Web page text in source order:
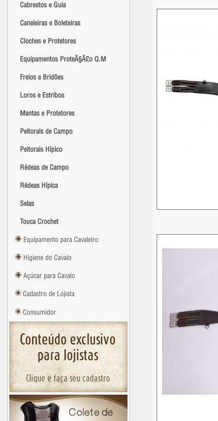
Cabrestos e Guia
Caneleiras e Boleteiras
Cloches e Protetores
Equipamentos ProteÃ§Ã£o Q.M
Freios e Bridões
Loros e Estribos
Mantas e Protetores
Peitorais de Campo
Peitorais Hípico
Rédeas de Campo
Rédeas Hípica
Selas
Touca Crochet
Equipamento para Cavaleiro
Higiene do Cavalo
Açúcar para Cavalo
Cadastro de Lojista
Consumidor